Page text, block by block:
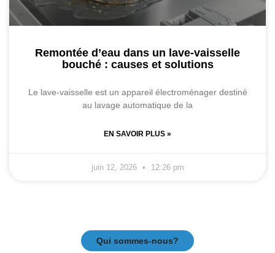
Remontée d’eau dans un lave-vaisselle
bouché : causes et solutions
Le lave-vaisselle est un appareil électroménager destiné
au lavage automatique de la
EN SAVOIR PLUS »
juin 12, 2026 12:26 pm
Qui sommes-nous?